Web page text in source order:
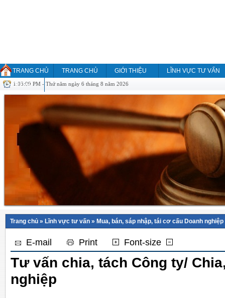
TRANG CHỦ TRANG CHỦ GIỚI THIỆU
LĨNH VỰC TƯ VẤN
HỎI ĐÁP
1:03:09 PM - Thứ năm ngày 6 tháng 8 năm 2026
Trang chủ » Lĩnh vực tư vấn » Mua, bán, sáp nhập, tái cơ cấu Doanh nghiệp
E-mail Print Font-size
Tư vấn chia, tách Công ty/
nghiệp